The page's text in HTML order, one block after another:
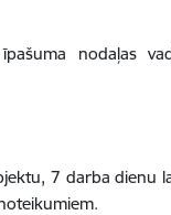
nodaļas
7 darba dienu